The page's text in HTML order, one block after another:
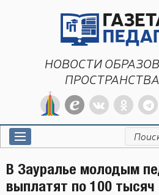
НОВОСТИ
В Зауралье молодым
выплатят по 100 тысяч